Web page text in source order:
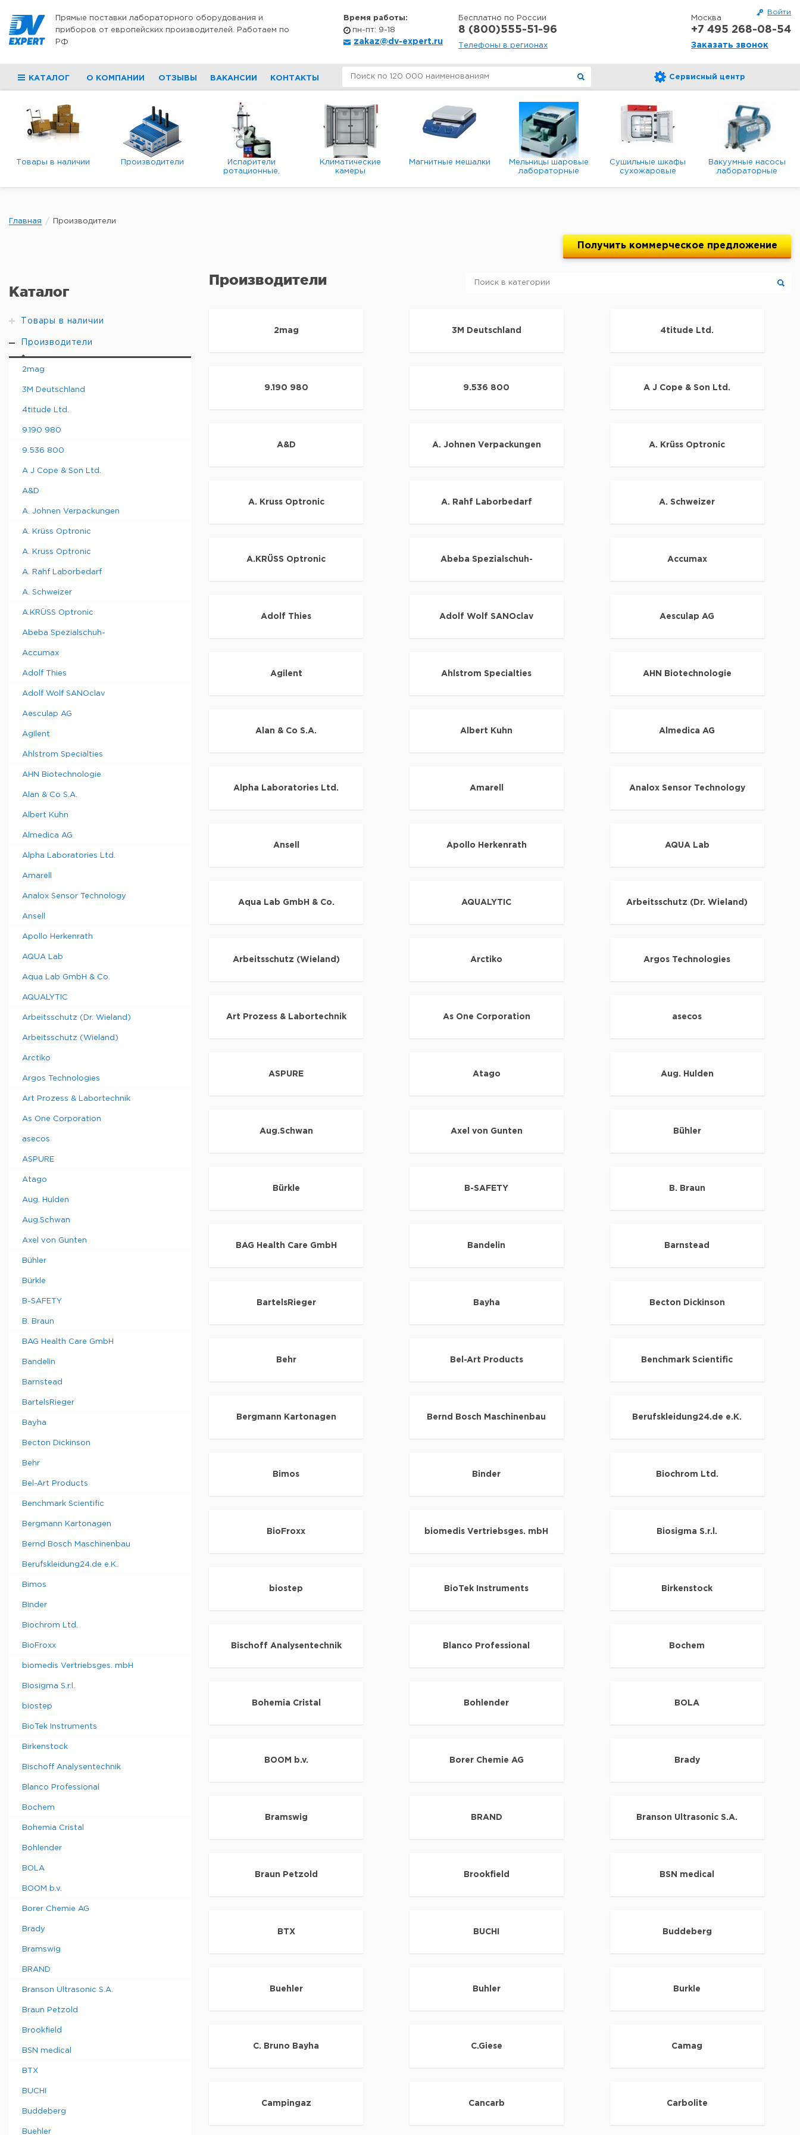
Войти
Прямые поставки лабораторного оборудования и
приборов от европейских производителей. Работаем по
РФ
Время работы:
пн-пт: 9-18
zakaz@dv-expert.ru
Бесплатно по России
8 (800)555-51-96
Телефоны в регионах
Москва
+7 495 268-08-54
Заказать звонок
КАТАЛОГ О КОМПАНИИ ОТЗЫВЫ ВАКАНСИИ КОНТАКТЫ Сервисный центр
Товары в наличии Производители
Испарители
ротационные,
вакуумные
Климатические
камеры
Магнитные мешалки
Мельницы шаровые
лабораторные
Сушильные шкафы
сухожаровые
Вакуумные насосы
лабораторные
мембранные
Главная Производители
Получить коммерческое предложение
Каталог
Товары в наличии
Производители
2mag
3M Deutschland
4titude Ltd.
9.190 980
9.536 800
A J Cope & Son Ltd.
A&D
A. Johnen Verpackungen
A. Krüss Optronic
A. Kruss Optronic
A. Rahf Laborbedarf
A. Schweizer
A.KRÜSS Optronic
Abeba Spezialschuh-
Accumax
Adolf Thies
Adolf Wolf SANOclav
Aesculap AG
Agilent
Ahlstrom Specialties
AHN Biotechnologie
Alan & Co S.A.
Albert Kuhn
Almedica AG
Alpha Laboratories Ltd.
Amarell
Analox Sensor Technology
Ansell
Apollo Herkenrath
AQUA Lab
Aqua Lab GmbH & Co.
AQUALYTIC
Arbeitsschutz (Dr. Wieland)
Arbeitsschutz (Wieland)
Arctiko
Argos Technologies
Art Prozess & Labortechnik
As One Corporation
asecos
ASPURE
Atago
Aug. Hulden
Aug.Schwan
Axel von Gunten
Bühler
Bürkle
B-SAFETY
B. Braun
BAG Health Care GmbH
Bandelin
Barnstead
BartelsRieger
Bayha
Becton Dickinson
Behr
Bel-Art Products
Benchmark Scientific
Bergmann Kartonagen
Bernd Bosch Maschinenbau
Berufskleidung24.de e.K.
Bimos
Binder
Biochrom Ltd.
BioFroxx
biomedis Vertriebsges. mbH
Biosigma S.r.l.
biostep
BioTek Instruments
Birkenstock
Bischoff Analysentechnik
Blanco Professional
Bochem
Bohemia Cristal
Bohlender
BOLA
BOOM b.v.
Borer Chemie AG
Brady
Bramswig
BRAND
Branson Ultrasonic S.A.
Braun Petzold
Brookfield
BSN medical
BTX
BUCHI
Buddeberg
Buehler
Производители
2mag 3M Deutschland 4titude Ltd.
9.190 980 9.536 800 A J Cope & Son Ltd.
A&D A. Johnen Verpackungen A. Krüss Optronic
A. Kruss Optronic A. Rahf Laborbedarf A. Schweizer
A.KRÜSS Optronic Abeba Spezialschuh- Accumax
Adolf Thies Adolf Wolf SANOclav Aesculap AG
Agilent Ahlstrom Specialties AHN Biotechnologie
Alan & Co S.A. Albert Kuhn Almedica AG
Alpha Laboratories Ltd. Amarell Analox Sensor Technology
Ansell Apollo Herkenrath AQUA Lab
Aqua Lab GmbH & Co. AQUALYTIC Arbeitsschutz (Dr. Wieland)
Arbeitsschutz (Wieland) Arctiko Argos Technologies
Art Prozess & Labortechnik As One Corporation asecos
ASPURE Atago Aug. Hulden
Aug.Schwan Axel von Gunten Bühler
Bürkle B-SAFETY B. Braun
BAG Health Care GmbH Bandelin Barnstead
BartelsRieger Bayha Becton Dickinson
Behr Bel-Art Products Benchmark Scientific
Bergmann Kartonagen Bernd Bosch Maschinenbau Berufskleidung24.de e.K.
Bimos Binder Biochrom Ltd.
BioFroxx biomedis Vertriebsges. mbH Biosigma S.r.l.
biostep BioTek Instruments Birkenstock
Bischoff Analysentechnik Blanco Professional Bochem
Bohemia Cristal Bohlender BOLA
BOOM b.v. Borer Chemie AG Brady
Bramswig BRAND Branson Ultrasonic S.A.
Braun Petzold Brookfield BSN medical
BTX BUCHI Buddeberg
Buehler Buhler Burkle
C. Bruno Bayha C.Giese Camag
Campingaz Cancarb Carbolite